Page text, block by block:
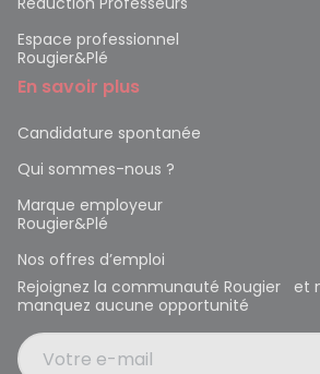
Espace professionnel
Rougier&Plé
En savoir plus
Candidature spontanée
Qui sommes-nous ?
Marque employeur
Rougier&Plé
Nos offres d’emploi
Rejoignez la communauté Rougier et
manquez aucune opportunité
Votre e-mail